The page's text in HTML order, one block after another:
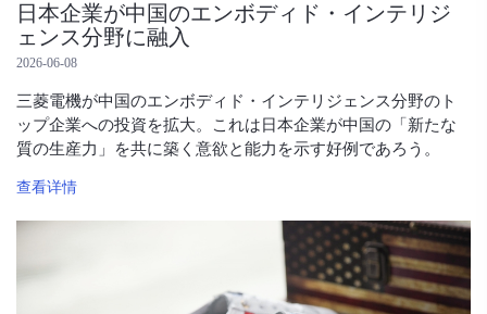
日本企業が中国のエンボディド・インテリジ
ェンス分野に融入
2026-06-08
三菱電機が中国のエンボディド・インテリジェンス分野のト
ップ企業への投資を拡大。これは日本企業が中国の「新たな
質の生産力」を共に築く意欲と能力を示す好例であろう。
查看详情